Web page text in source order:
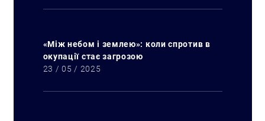
«Між небом і землею»: коли спротив в
окупації стає загрозою
23 / 05 / 2025